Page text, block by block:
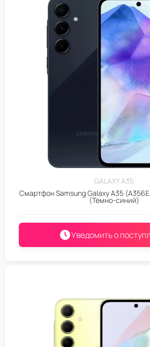
GALAXY A35
Смартфон Samsung Galaxy A35
(Темно-синий)
Уведомить о